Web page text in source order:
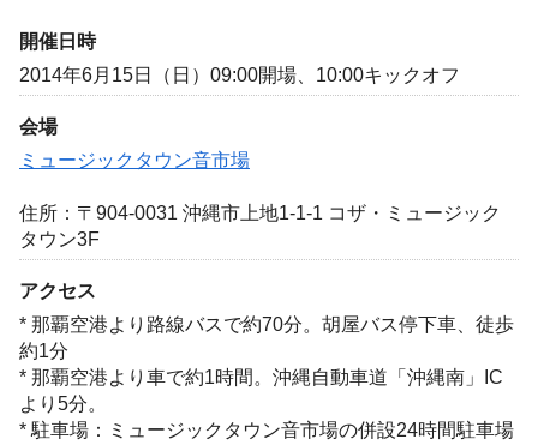
開催日時
2014年6月15日（日）09:00開場、10:00キックオフ
会場
ミュージックタウン音市場
住所：〒904-0031 沖縄市上地1-1-1 コザ・ミュージック
タウン3F
アクセス
* 那覇空港より路線バスで約70分。胡屋バス停下車、徒歩
約1分
* 那覇空港より車で約1時間。沖縄自動車道「沖縄南」IC
より5分。
* 駐車場：ミュージックタウン音市場の併設24時間駐車場